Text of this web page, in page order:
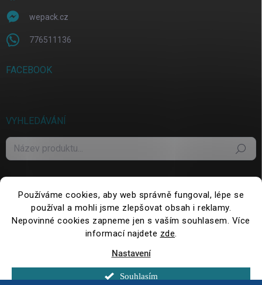
Používáme cookies, aby web správně fungoval, lépe se
používal a mohli jsme zlepšovat obsah i reklamy.
Nepovinné cookies zapneme jen s vaším souhlasem. Více
informací najdete zde.
Nastavení
Souhlasím
wepack.cz
776511136
FACEBOOK
VYHLEDÁVÁNÍ
Hledat
. Všechna práva vyhrazena.
cookies